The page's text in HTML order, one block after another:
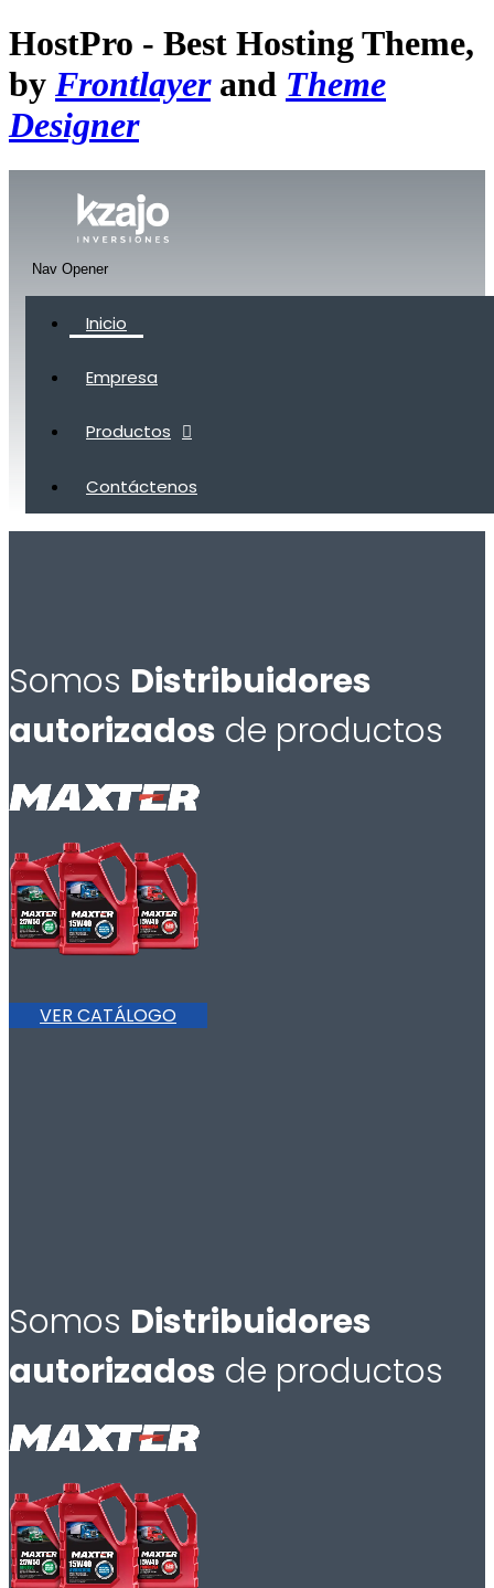
HostPro - Best Hosting Theme,
by Frontlayerand Theme
Designer
Nav Opener
Inicio
Empresa
Productos
Contáctenos
Somos Distribuidores
autorizados de productos
VER CATÁLOGO
Somos Distribuidores
autorizados de productos